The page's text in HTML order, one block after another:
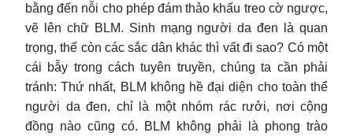
bằng đến nỗi cho phép đám thảo khấu treo cờ ngược,
vẽ lên chữ BLM. Sinh mạng người da đen là quan
trọng, thế còn các sắc dân khác thì vất đi sao? Có một
cái bẫy trong cách tuyên truyền, chúng ta cần phải
tránh: Thứ nhất, BLM không hề đại diện cho toàn thể
người da đen, chỉ là một nhóm rác rưởi, nơi cộng
đồng nào cũng có. BLM không phải là phong trào